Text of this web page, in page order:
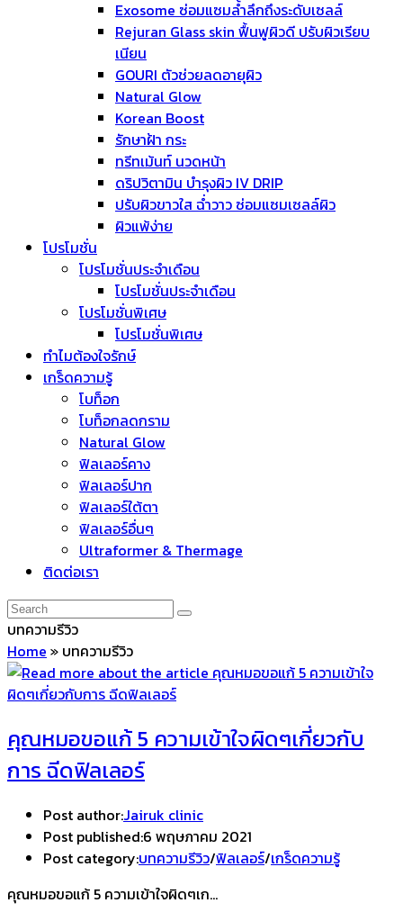
Exosome ซ่อมแซมล้ำลึกถึงระดับเซลล์
Rejuran Glass skin ฟื้นฟูผิวดี ปรับผิวเรียบ
เนียน
GOURI ตัวช่วยลดอายุผิว
Natural Glow
Korean Boost
รักษาฝ้า กระ
ทรีทเม้นท์ นวดหน้า
ดริปวิตามิน บำรุงผิว IV DRIP
ปรับผิวขาวใส ฉ่ำวาว ซ่อมแซมเซลล์ผิว
ผิวแพ้ง่าย
โปรโมชั่น
โปรโมชั่นประจำเดือน
โปรโมชั่นประจำเดือน
โปรโมชั่นพิเศษ
โปรโมชั่นพิเศษ
ทำไมต้องใจรักษ์
เกร็ดความรู้
โบท็อก
โบท็อกลดกราม
Natural Glow
ฟิลเลอร์คาง
ฟิลเลอร์ปาก
ฟิลเลอร์ใต้ตา
ฟิลเลอร์อื่นๆ
Ultraformer & Thermage
ติดต่อเรา
บทความรีวิว
Home » บทความรีวิว
คุณหมอขอแก้ 5 ความเข้าใจผิดๆเกี่ยวกับ
การ ฉีดฟิลเลอร์
Post author:Jairuk clinic
Post published:6 พฤษภาคม 2021
Post category:บทความรีวิว/ฟิลเลอร์/เกร็ดความรู้
คุณหมอขอแก้ 5 ความเข้าใจผิดๆเก…